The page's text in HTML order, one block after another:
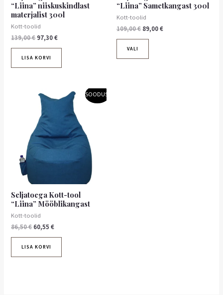
“Liina” niiskuskindlast
materjalist 300l
Kott-toolid
139,00€ 97,30€
LISA KORVI
“Liina” Sametkangast 300l
Kott-toolid
109,00€ 89,00€
VALI
SOODUS!
Seljatoega Kott-tool
“Liina” Mööblikangast
Kott-toolid
86,50€
Algne
hind
oli:
86,50 €.
60,55€
Praegune
hind
60,55 €.
LISA KORVI